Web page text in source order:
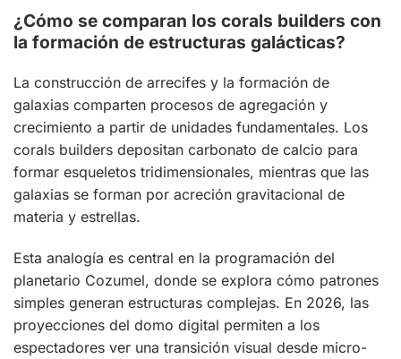
¿Cómo se comparan los corals builders con
la formación de estructuras galácticas?
La construcción de arrecifes y la formación de
galaxias comparten procesos de agregación y
crecimiento a partir de unidades fundamentales. Los
corals builders depositan carbonato de calcio para
formar esqueletos tridimensionales, mientras que las
galaxias se forman por acreción gravitacional de
materia y estrellas.
Esta analogía es central en la programación del
planetario Cozumel, donde se explora cómo patrones
simples generan estructuras complejas. En 2026, las
proyecciones del domo digital permiten a los
espectadores ver una transición visual desde micro-